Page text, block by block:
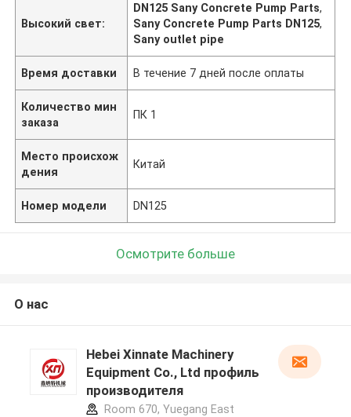
Высокий свет:
DN125 Sany Concrete Pump Parts,
Sany Concrete Pump Parts DN125,
Sany outlet pipe
Время доставки В течение 7 дней после оплаты
Количество мин
заказа
ПК 1
Место происхож
дения
Китай
Номер модели DN125
Осмотрите больше
О нас
Hebei Xinnate Machinery
Equipment Co., Ltd профиль
производителя
Room 670, Yuegang East